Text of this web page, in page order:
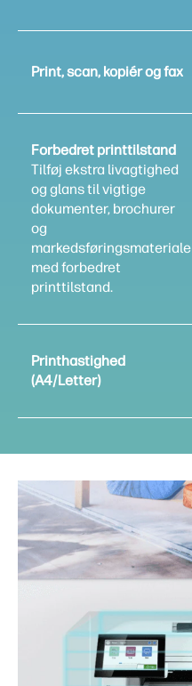
Print, scan, kopiér og fax
Forbedret printtilstand
Tilføj ekstra livagtighed
og glans til vigtige
dokumenter, brochurer
og
markedsføringsmateriale
med forbedret
printtilstand.
Printhastighed
(A4/Letter)